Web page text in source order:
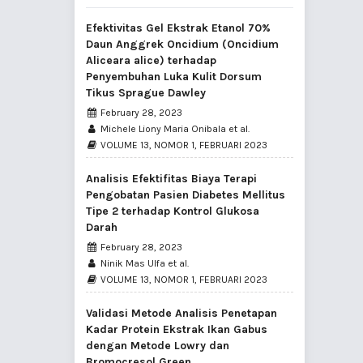
Efektivitas Gel Ekstrak Etanol 70%
Daun Anggrek Oncidium (Oncidium
Aliceara alice) terhadap
Penyembuhan Luka Kulit Dorsum
Tikus Sprague Dawley
February 28, 2023
Michele Liony Maria Onibala et al.
VOLUME 13, NOMOR 1, FEBRUARI 2023
Analisis Efektifitas Biaya Terapi
Pengobatan Pasien Diabetes Mellitus
Tipe 2 terhadap Kontrol Glukosa
Darah
February 28, 2023
Ninik Mas Ulfa et al.
VOLUME 13, NOMOR 1, FEBRUARI 2023
Validasi Metode Analisis Penetapan
Kadar Protein Ekstrak Ikan Gabus
dengan Metode Lowry dan